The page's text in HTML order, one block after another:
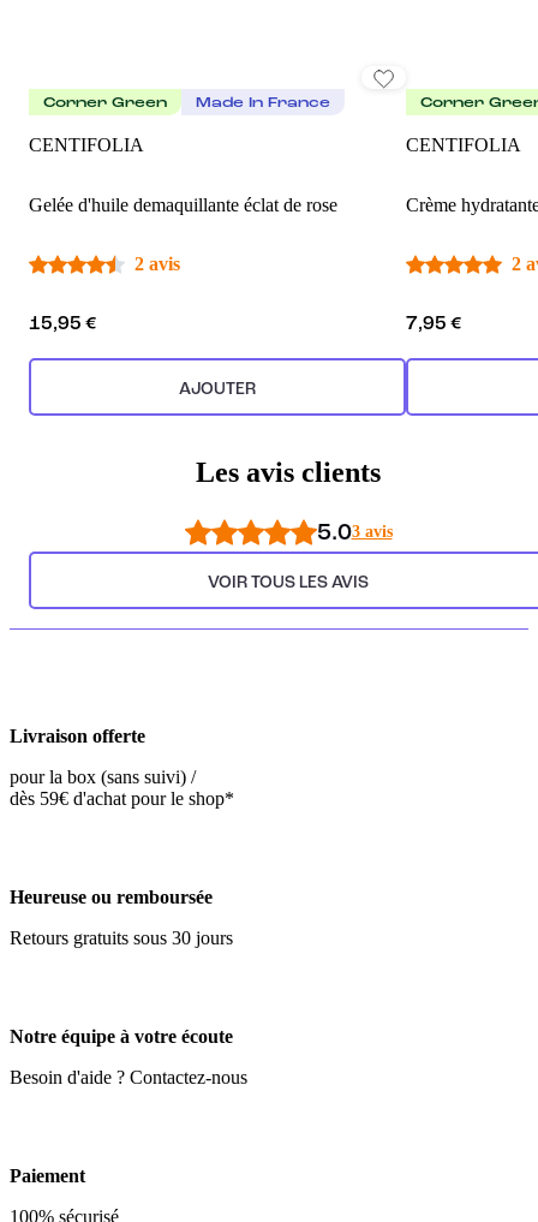
Corner Green Made In France
CENTIFOLIA
Gelée d'huile demaquillante éclat de rose
2 avis
15,95 €
AJOUTER
Corner
CENTIFOLIA
Crème
2
7,95 €
Les avis clients
5.03 avis
VOIR TOUS LES AVIS
Livraison offerte
pour la box (sans suivi) /
dès 59€ d'achat pour le shop*
Heureuse ou remboursée
Retours gratuits sous 30 jours
Notre équipe à votre écoute
Besoin d'aide ? Contactez-nous
Paiement
100% sécurisé